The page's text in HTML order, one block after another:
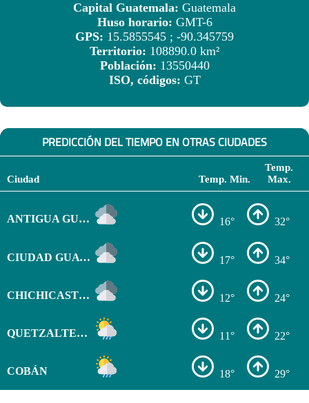
Capital Guatemala: Guatemala
Huso horario: GMT-6
GPS: 15.5855545 ; -90.345759
Territorio: 108890.0 km²
Población: 13550440
ISO, códigos: GT
PREDICCIÓN DEL TIEMPO EN OTRAS CIUDADES
Ciudad Temp. Min.
Temp.
Max.
ANTIGUA GUATEMALA 16° 32°
CIUDAD GUATEMALA 17° 34°
CHICHICASTENANGO 12° 24°
QUETZALTENANGO 11° 22°
COBÁN 18° 29°